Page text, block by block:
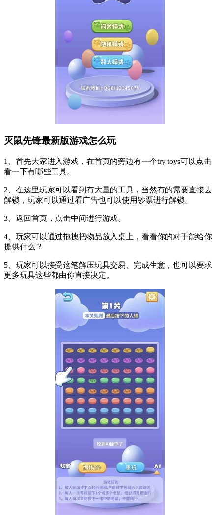
灭鼠先锋最新版游戏怎么玩
1、首先大家进入游戏，在首页的旁边有一个try toys可以点击
看一下有哪些工具。
2、在这里玩家可以看到有大量的工具，当然有的需要直接去
解锁，玩家可以通过看广告也可以使用钞票进行解锁。
3、返回首页，点击中间进行游戏。
4、玩家可以通过拖拽把物品放入桌上，看看你的对手能给你
提供什么？
5、玩家可以接受这笔解压玩具交易、完成生意，也可以要求
更多玩具这些都由你直接决定。